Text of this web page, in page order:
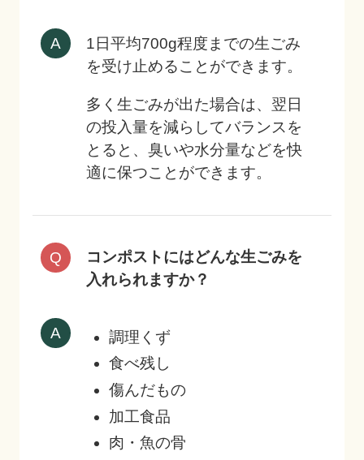
1日平均700g程度までの生ごみ
を受け止めることができます。
多く生ごみが出た場合は、翌日
の投入量を減らしてバランスを
とると、臭いや水分量などを快
適に保つことができます。
コンポストにはどんな生ごみを
入れられますか？
調理くず
食べ残し
傷んだもの
加工食品
肉・魚の骨